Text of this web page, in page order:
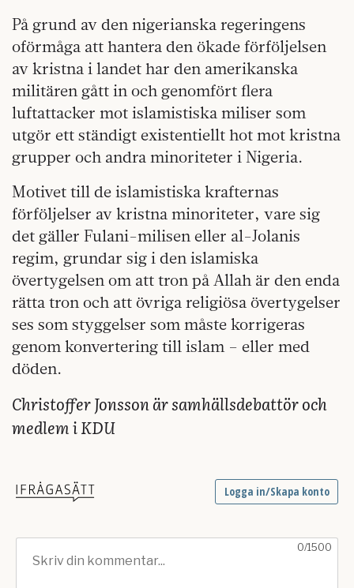
På grund av den nigerianska regeringens
oförmåga att hantera den ökade förföljelsen
av kristna i landet har den amerikanska
militären gått in och genomfört flera
luftattacker mot islamistiska miliser som
utgör ett ständigt existentiellt hot mot kristna
grupper och andra minoriteter i Nigeria.
Motivet till de islamistiska krafternas
förföljelser av kristna minoriteter, vare sig
det gäller Fulani-milisen eller al-Jolanis
regim, grundar sig i den islamiska
övertygelsen om att tron på Allah är den enda
rätta tron och att övriga religiösa övertygelser
ses som styggelser som måste korrigeras
genom konvertering till islam – eller med
döden.
Christoffer Jonsson är samhällsdebattör och
medlem i KDU